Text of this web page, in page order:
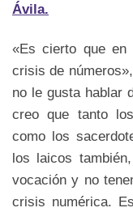
Ávila.
«Es cierto que en
crisis de
no le gusta hablar
creo que tanto
como los
los laicos
vocación y no
crisis numérica.